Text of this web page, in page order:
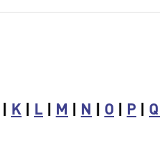
| K | L | M | N | O | P | Q